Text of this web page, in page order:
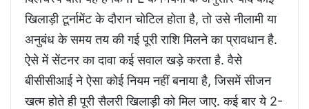
खिलाड़ी टूर्नामेंट के दौरान चोटिल होता है, तो उसे नीलामी या
अनुबंध के समय तय की गई पूरी राशि मिलने का प्रावधान है.
ऐसे में सेंटनर का दावा कई सवाल खड़े करता है. वैसे
बीसीसीआई ने ऐसा कोई न‍ियम नहीं बनाया है, जिसमें सीजन
खत्म होते ही पूरी सैलरी ख‍िलाड़ी को म‍िल जाए. कई बार ये 2-